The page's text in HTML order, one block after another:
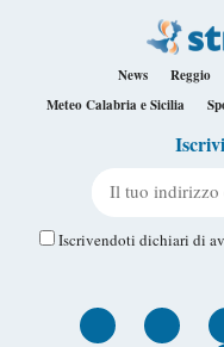
News Reggio
Meteo Calabria e Sicilia
Iscrivendoti dichiari di